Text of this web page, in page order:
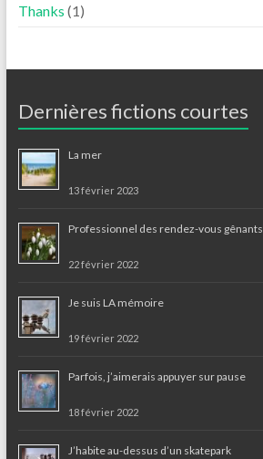
Thanks (1)
Dernières fictions courtes
La mer
13 février 2023
Professionnel des rendez-vous gênants
22 février 2022
Je suis LA mémoire
19 février 2022
Parfois, j’aimerais appuyer sur pause
18 février 2022
J’habite au-dessus d’un skatepark